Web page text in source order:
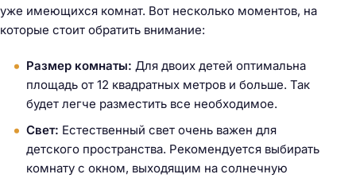
уже имеющихся комнат. Вот несколько моментов, на
которые стоит обратить внимание:
Размер комнаты: Для двоих детей оптимальна
площадь от 12 квадратных метров и больше. Так
будет легче разместить все необходимое.
Свет: Естественный свет очень важен для
детского пространства. Рекомендуется выбирать
комнату с окном, выходящим на солнечную